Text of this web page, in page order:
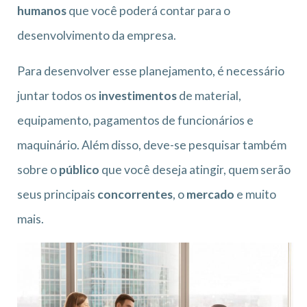
humanosque você poderá contar para o
desenvolvimento da empresa.
Para desenvolver esse planejamento, é necessário
juntar todos os investimentosde material,
equipamento, pagamentos de funcionários e
maquinário. Além disso, deve-se pesquisar também
sobre opúblico que você deseja atingir, quem serão
seus principais concorrentes, omercado e muito
mais.